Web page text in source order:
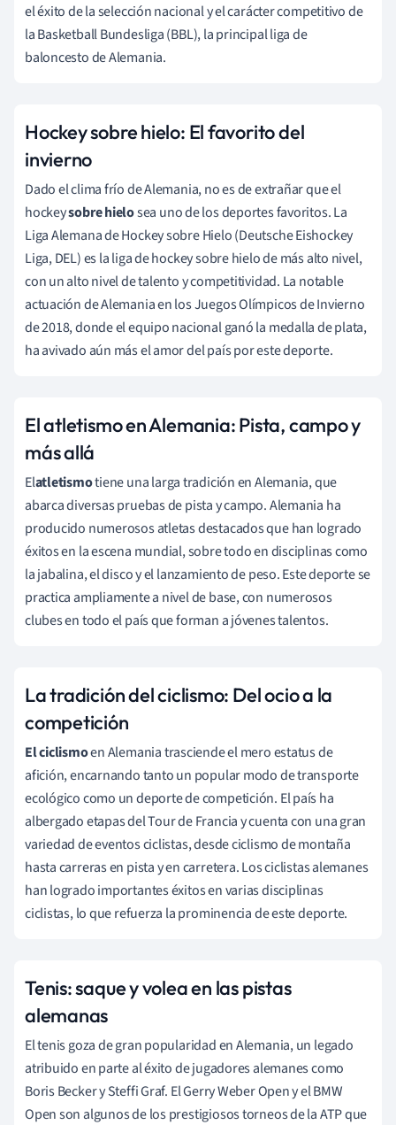
el éxito de la selección nacional y el carácter competitivo de
la Basketball Bundesliga (BBL), la principal liga de
baloncesto de Alemania.
Hockey sobre hielo: El favorito del
invierno
Dado el clima frío de Alemania, no es de extrañar que el
hockeysobre hielosea uno de los deportes favoritos. La
Liga Alemana de Hockey sobre Hielo (Deutsche Eishockey
Liga, DEL) es la liga de hockey sobre hielo de más alto nivel,
con un alto nivel de talento y competitividad. La notable
actuación de Alemania en los Juegos Olímpicos de Invierno
de 2018, donde el equipo nacional ganó la medalla de plata,
ha avivado aún más el amor del país por este deporte.
El atletismo en Alemania: Pista, campo y
más allá
Elatletismotiene una larga tradición en Alemania, que
abarca diversas pruebas de pista y campo. Alemania ha
producido numerosos atletas destacados que han logrado
éxitos en la escena mundial, sobre todo en disciplinas como
la jabalina, el disco y el lanzamiento de peso. Este deporte se
practica ampliamente a nivel de base, con numerosos
clubes en todo el país que forman a jóvenes talentos.
La tradición del ciclismo: Del ocio a la
competición
El ciclismoen Alemania trasciende el mero estatus de
afición, encarnando tanto un popular modo de transporte
ecológico como un deporte de competición. El país ha
albergado etapas del Tour de Francia y cuenta con una gran
variedad de eventos ciclistas, desde ciclismo de montaña
hasta carreras en pista y en carretera. Los ciclistas alemanes
han logrado importantes éxitos en varias disciplinas
ciclistas, lo que refuerza la prominencia de este deporte.
Tenis: saque y volea en las pistas
alemanas
El tenis goza de gran popularidad en Alemania, un legado
atribuido en parte al éxito de jugadores alemanes como
Boris Becker y Steffi Graf. El Gerry Weber Open y el BMW
Open son algunos de los prestigiosos torneos de la ATP que